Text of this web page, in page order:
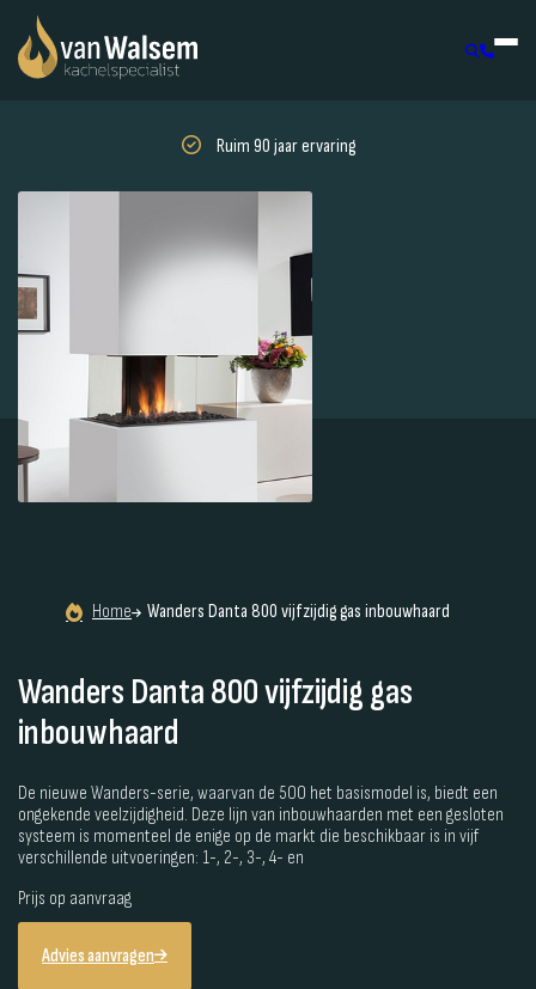
Ruim 90 jaar ervaring
Home Wanders Danta 800 vijfzijdig gas inbouwhaard
Wanders Danta 800 vijfzijdig gas
inbouwhaard
De nieuwe Wanders-serie, waarvan de 500 het basismodel is, biedt een
ongekende veelzijdigheid. Deze lijn van inbouwhaarden met een gesloten
systeem is momenteel de enige op de markt die beschikbaar is in vijf
verschillende uitvoeringen: 1-, 2-, 3-, 4- en
Prijs op aanvraag
Advies aanvragen